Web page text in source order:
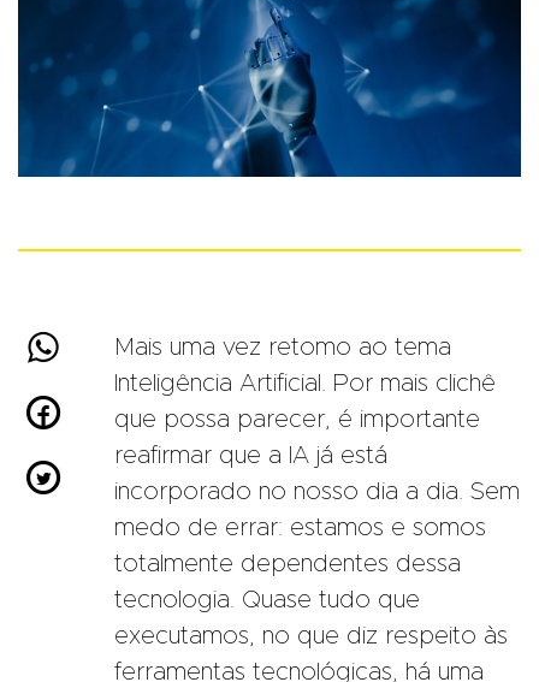



Mais uma vez retomo ao tema
Inteligência Artificial. Por mais clichê
que possa parecer, é importante
reafirmar que a IA já está
incorporado no nosso dia a dia. Sem
medo de errar: estamos e somos
totalmente dependentes dessa
tecnologia. Quase tudo que
executamos, no que diz respeito às
ferramentas tecnológicas, há uma